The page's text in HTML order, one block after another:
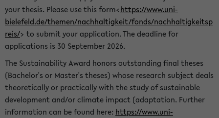
your thesis. Please use this form<https://www.uni-
bielefeld.de/themen/nachhaltigkeit/fonds/nachhaltigkeitsp
reis/> to submit your application. The deadline for
applications is 30 September 2026.
The Sustainability Award honors outstanding final theses
(Bachelor's or Master's theses) whose research subject deals
theoretically or practically with the study of sustainable
development and/or climate impact (adaptation. Further
information can be found here: https://www.uni-